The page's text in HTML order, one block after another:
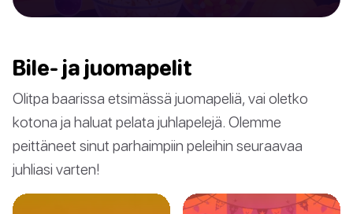
Bile- ja juomapelit
Olitpa baarissa etsimässä juomapeliä, vai oletko
kotona ja haluat pelata juhlapelejä. Olemme
peittäneet sinut parhaimpiin peleihin seuraavaa
juhliasi varten!